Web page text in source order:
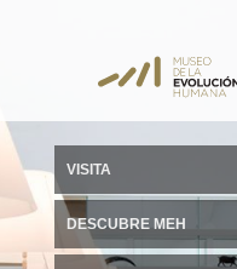
VISITA
DESCUBRE MEH